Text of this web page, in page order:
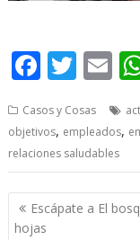
F
e
b
o
o
T
itt
er
E
ai
l
Casos y Cosas
objetivos, empleados,
relaciones saludables
Post
navigation
Escápate a El
hojas